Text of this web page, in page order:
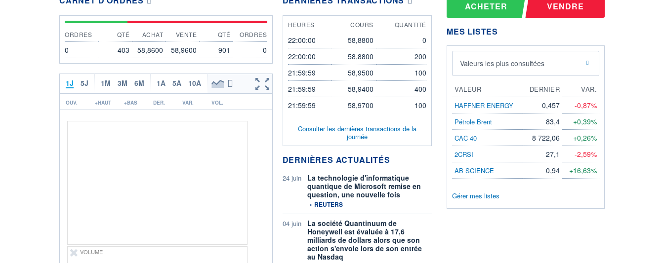
ORDRES QTÉ ACHAT VENTE QTÉ ORDRES
0 403 58,8600 58,9600 901 0
1J 5J 1M 3M 6M 1A 5A 10A
OUV. +HAUT +BAS DER. VAR. VOL.
VOLUME
HEURES COURS QUANTITÉ
22:00:00 58,8800
0
22:00:00
58,8800
200
21:59:59
58,9500
100
21:59:59
58,9400
400
21:59:59
58,9700 100
Consulter les dernières transactions de la
journée
DERNIÈRES ACTUALITÉS
24 juin
La technologie d'informatique
quantique de Microsoft remise en
question, une nouvelle fois
information fournie par
• REUTERS
04 juin
La société Quantinuum de
Honeywell est évaluée à 17,6
milliards de dollars alors que son
action s'envole lors de son entrée
au Nasdaq
ACHETER VENDRE
MES LISTES
Valeurs les plus consultées
VALEUR DERNIER
VAR.
HAFFNER ENERGY
0,457 -0,87%
Pétrole Brent 83,4 +0,39%
CAC 40 8 722,06 +0,26%
2CRSI 27,1 -2,59%
AB SCIENCE 0,94 +16,63%
Gérer mes listes